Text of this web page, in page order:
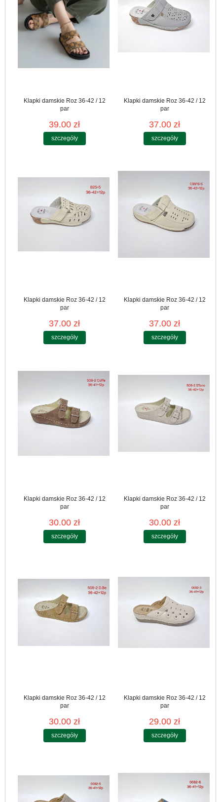
Klapki damskie Roz 36-42 / 12
par
39.00 zł
szczegóły
Klapki damskie Roz 36-42 / 12
par
37.00 zł
szczegóły
Klapki damskie Roz 36-42 / 12
par
37.00 zł
szczegóły
Klapki damskie Roz 36-42 / 12
par
37.00 zł
szczegóły
Klapki damskie Roz 36-42 / 12
par
30.00 zł
szczegóły
Klapki damskie Roz 36-42 / 12
par
30.00 zł
szczegóły
Klapki damskie Roz 36-42 / 12
par
30.00 zł
szczegóły
Klapki damskie Roz 36-42 / 12
par
29.00 zł
szczegóły